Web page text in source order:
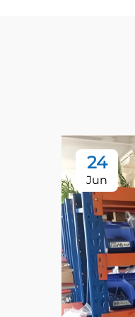
24
Jun